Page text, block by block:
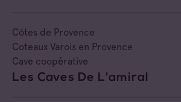
Côtes de Provence
Coteaux Varois en Provence
Cave coopérative
Les Caves De L'amiral